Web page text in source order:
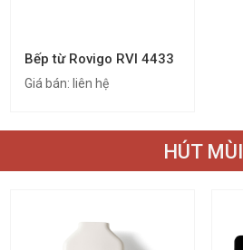
Bếp từ Rovigo RVI 4433
Giá bán: liên hệ
HÚT MÙI